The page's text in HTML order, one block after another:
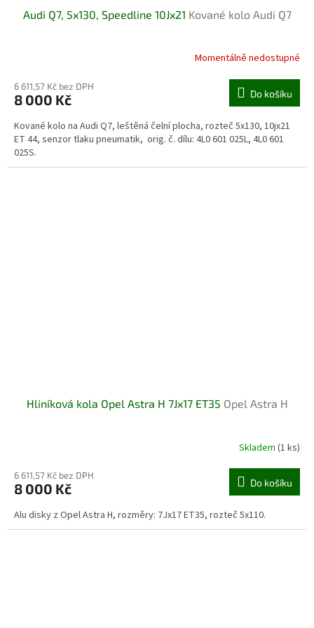
Audi Q7, 5x130, Speedline 10Jx21 Kované kolo Audi Q7
Momentálně nedostupné
6 611,57 Kč bez DPH
8 000 Kč Do košíku
Kované kolo na Audi Q7, leštěná čelní plocha, rozteč 5x130, 10jx21
ET 44, senzor tlaku pneumatik, orig. č. dílu: 4L0 601 025L, 4L0 601
025S.
Hliníková kola Opel Astra H 7Jx17 ET35 Opel Astra H
produktu
je
z
5
Skladem(1 ks)
6 611,57 Kč bez DPH
8 000 Kč Do košíku
Alu disky z Opel Astra H, rozměry: 7Jx17 ET35, rozteč 5x110.